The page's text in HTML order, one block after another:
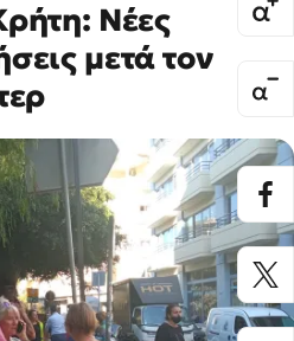
Νέες
μετά τον